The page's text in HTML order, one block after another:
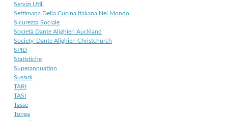
Servizi Utili
Settimana Della Cucina Italiana Nel Mondo
Sicurezza Sociale
Società Dante Alighieri Auckland
Society`Dante Alighieri Christchurch
SPID
Statistiche
Superannuation
Sussidi
TARI
TASI
Tasse
Tonga